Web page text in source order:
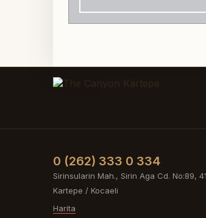
0 (262) 333 0 334
Sirinsularin Mah., Sirin Aga Cd. No:89,
Kartepe / Kocaeli
Harita